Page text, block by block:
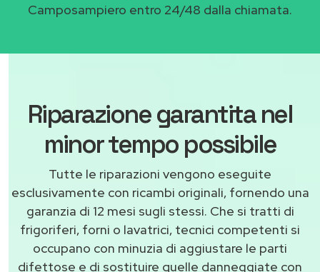
Camposampiero entro 24/48 dalla chiamata.
Riparazione garantita nel
minor tempo possibile
Tutte le riparazioni vengono eseguite
esclusivamente con ricambi originali, fornendo una
garanzia di 12 mesi sugli stessi. Che si tratti di
frigoriferi, forni o lavatrici, tecnici competenti si
occupano con minuzia di aggiustare le parti
difettose e di sostituire quelle danneggiate con